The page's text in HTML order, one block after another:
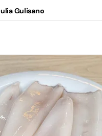
Gulisano